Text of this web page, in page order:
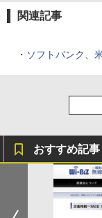
関連記事
・ ソフトバンク、
おすすめ記事